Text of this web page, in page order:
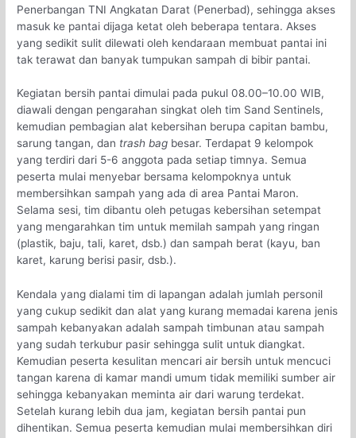
Penerbangan TNI Angkatan Darat (Penerbad), sehingga akses
masuk ke pantai dijaga ketat oleh beberapa tentara. Akses
yang sedikit sulit dilewati oleh kendaraan membuat pantai ini
tak terawat dan banyak tumpukan sampah di bibir pantai.
Kegiatan bersih pantai dimulai pada pukul 08.00–10.00 WIB,
diawali dengan pengarahan singkat oleh tim Sand Sentinels,
kemudian pembagian alat kebersihan berupa capitan bambu,
sarung tangan, dan trash bag besar. Terdapat 9 kelompok
yang terdiri dari 5-6 anggota pada setiap timnya. Semua
peserta mulai menyebar bersama kelompoknya untuk
membersihkan sampah yang ada di area Pantai Maron.
Selama sesi, tim dibantu oleh petugas kebersihan setempat
yang mengarahkan tim untuk memilah sampah yang ringan
(plastik, baju, tali, karet, dsb.) dan sampah berat (kayu, ban
karet, karung berisi pasir, dsb.).
Kendala yang dialami tim di lapangan adalah jumlah personil
yang cukup sedikit dan alat yang kurang memadai karena jenis
sampah kebanyakan adalah sampah timbunan atau sampah
yang sudah terkubur pasir sehingga sulit untuk diangkat.
Kemudian peserta kesulitan mencari air bersih untuk mencuci
tangan karena di kamar mandi umum tidak memiliki sumber air
sehingga kebanyakan meminta air dari warung terdekat.
Setelah kurang lebih dua jam, kegiatan bersih pantai pun
dihentikan. Semua peserta kemudian mulai membersihkan diri